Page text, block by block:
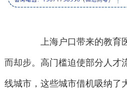
上海户口带来的教育
而却步。高门槛迫使部分人才
线城市，这些城市借机吸纳了